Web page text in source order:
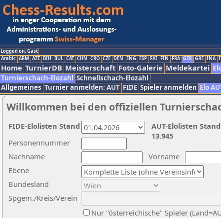
Logged on: Gast
Arabic ARM AZE BIH BUL CAT CHN CRO CZE DEN ENG ESP FAI FIN FRA GER GRE INA
Home TurnierDB Meisterschaft Foto-Galerie Meldekartei
Turnierschach-Elozahl Schnellschach-Elozahl
Allgemeines Turnier anmelden: AUT FIDE Spieler anmelden Elo
Willkommen bei den offiziellen
Nachname
Vorname
Ebene
Personennummer
Bundesland
Spgem./Kreis/Verein
Nur "österreichische" Spieler
AUT-Elolisten
13.945
FIDE-Elolisten Stand